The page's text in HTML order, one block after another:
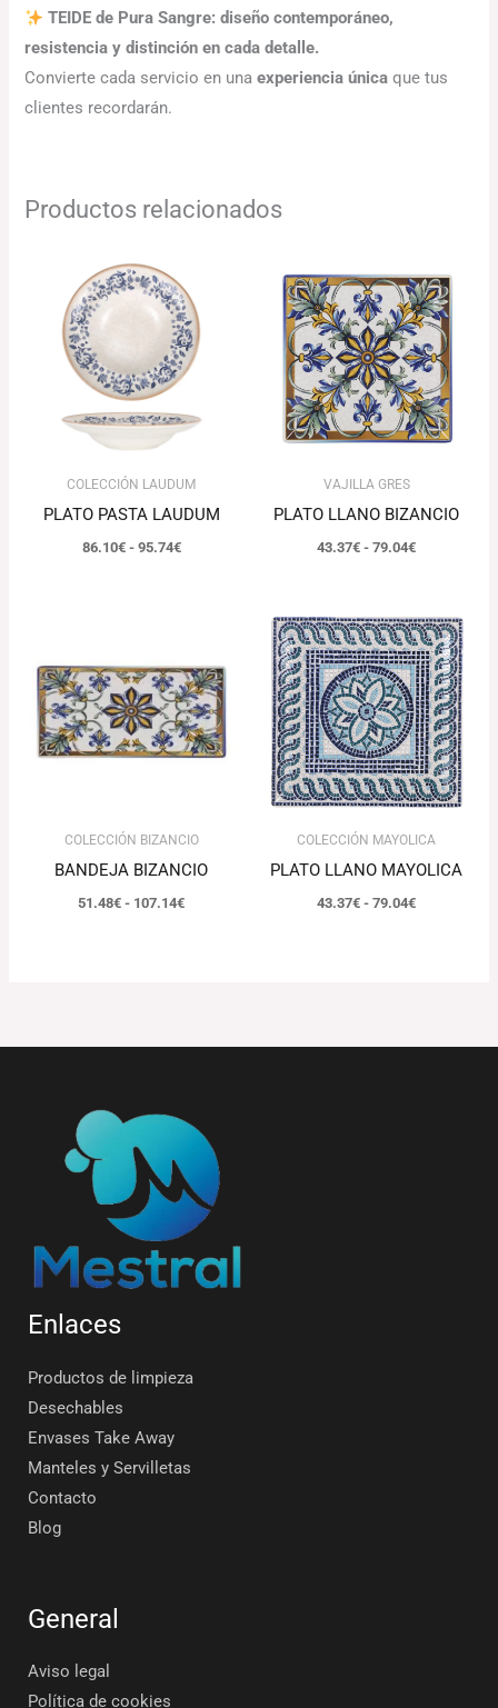
TEIDE de Pura Sangre: diseño contemporáneo,
resistencia y distinción en cada detalle.
Convierte cada servicio en unaexperiencia única que tus
clientes recordarán.
Productos relacionados
COLECCIÓN LAUDUM
PLATO PASTA LAUDUM
86.10€ - 95.74€
precios:
desde
86.10€
hasta
95.74€
VAJILLA GRES
PLATO LLANO BIZANCIO
43.37€ - 79.04€
de
precios:
desde
43.37€
hasta
79.04€
COLECCIÓN BIZANCIO
BANDEJA BIZANCIO
51.48€ - 107.14€
desde
51.48€
hasta
107.14€
COLECCIÓN MAYOLICA
PLATO LLANO MAYOLICA
43.37€ - 79.04€
Rango
de
precios:
desde
43.37€
hasta
79.04€
Enlaces
Productos de limpieza
Desechables
Envases Take Away
Manteles y Servilletas
Contacto
Blog
General
Aviso legal
Política de cookies